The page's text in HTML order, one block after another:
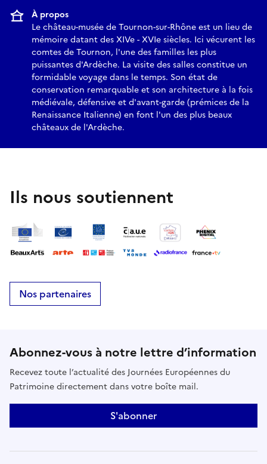
À propos
Le château-musée de Tournon-sur-Rhône est un lieu de
mémoire datant des XIVe - XVIe siècles. Ici vécurent les
comtes de Tournon, l'une des familles les plus
puissantes d'Ardèche. La visite des salles constitue un
formidable voyage dans le temps. Son état de
conservation remarquable et son architecture à la fois
médiévale, défensive et d'avant-garde (prémices de la
Renaissance Italienne) en font l'un des plus beaux
châteaux de l'Ardèche.
Ils nous soutiennent
Nos partenaires
Abonnez-vous à notre lettre d’information
Recevez toute l’actualité des Journées Européennes du
Patrimoine directement dans votre boîte mail.
S'abonner